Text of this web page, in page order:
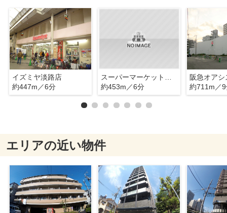
イズミヤ淡路店
約447m／6分
約453m／6分
阪急オア
約711m／
エリアの近い物件